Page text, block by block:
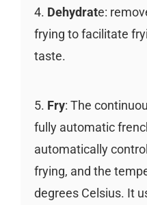
4. Dehydrate:
frying to facilitate
taste.
5. Fry: The
fully automatic
automatically
frying, and the
degrees Celsius. It